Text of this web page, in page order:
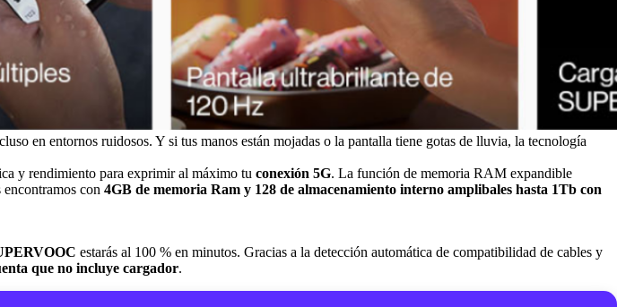
en entornos ruidosos. Y si tus manos están mojadas o la pantalla tiene gotas de lluvia, la tecnología
y rendimiento para exprimir al máximo tu conexión 5G. La función de memoria RAM expandible
con 4GB de memoria Ram y 128 de almacenamiento interno amplibales hasta 1Tb con
estarás al 100 % en minutos. Gracias a la detección automática de compatibilidad de cables y
que no incluye cargador.